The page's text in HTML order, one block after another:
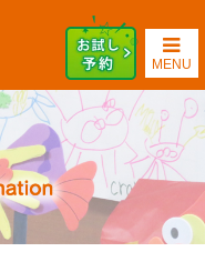
MENU